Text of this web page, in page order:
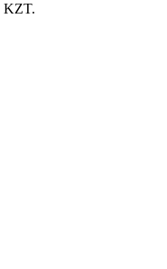
KZT.